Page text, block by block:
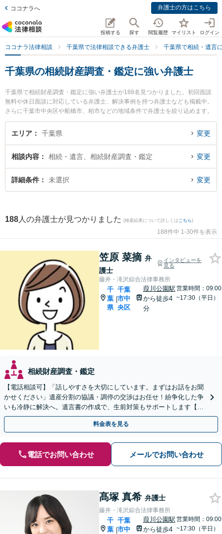
ココナラへ 弁護士の方はこちら
投稿する 探す 閲覧履歴 マイリスト ログイン
ココナラ法律相談 千葉県で法律相談できる弁護士 千葉県で相続・遺言
千葉県の相続財産調査・鑑定に強い弁護士
千葉県で相続財産調査・鑑定に強い弁護士が188名見つかりました。初回面談
無料や休日面談に対応している弁護士、解決事例を持つ弁護士なども掲載中。
さらに千葉市中央区や船橋市、柏市などの地域条件で弁護士を絞り込めます。
相続・遺言に関係する家族間の相続トラブルや認知症の相続、遺産分割等の細
かな分野での絞り込み検索もでき便利です。特に藤井・滝沢綜合法律事務所の
用、強みなどが注目されています。『千葉県で土日や夜間に発生した相続財産
調査・鑑定のトラブルを今すぐに弁護士に相談したい』『相続財産調査・鑑定
のトラブル解決の実績豊富な近くの弁護士を検索したい』『初回相談無料で相
エリア 千葉県 変更
相談内容 相続・遺言、相続財産調査・鑑定 変更
詳細条件 未選択 変更
188 人の弁護士が見つかりました (検索結果について詳しくは こちら)
188件中 1-30件を表示
笠原 菜摘 弁
護士
インタビューを
見る
藤井・滝沢綜合法律事務所
千
葉
県
|
千葉
市中
央区
葭川公園駅
から徒歩4
分
営業時間：09:00
~17:30（平日）
相続財産調査・鑑定
【電話相談可】「話しやすさを大切にしています。まずはお話をお聞
かせください」遺産分割の協議・調停の交渉はお任せ！紛争化した争
いも冷静に解決へ。遺言書の作成で、生前対策もサポートします【夜
間・休日面談可】【葭川公園駅5分】
料金表を見る
電話でお問い合わせ メールでお問い合わせ
髙塚 真希 弁護士
藤井・滝沢綜合法律事務所
千
葉 |
千葉
市中
葭川公園駅
から徒歩4
営業時間：09:00
~17:30（平日）